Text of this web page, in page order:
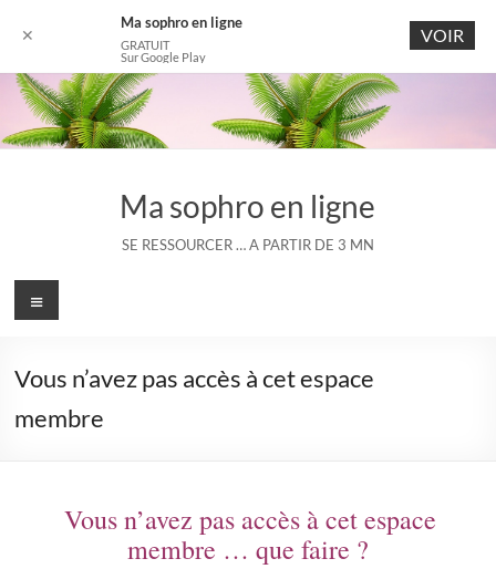
Aller
contenu
Ma sophro en ligne
SE RESSOURCER … A PARTIR DE 3 MN
Menu
Vous n’avez pas accès à cet espace
membre
Vous n’avez pas accès à cet espace
membre … que faire ?
✕
Ma sophro en ligne
GRATUIT
Sur Google Play
VOIR